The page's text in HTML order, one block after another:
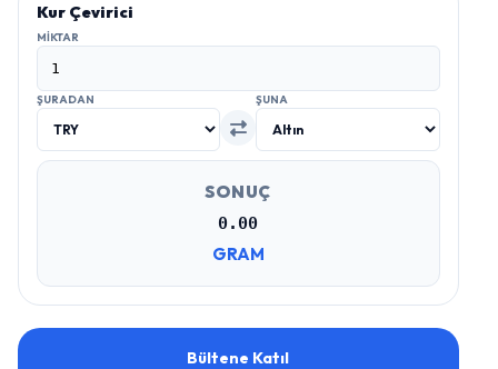
Kur Çevirici
MIKTAR
ŞURADAN ŞUNA
SONUÇ
0.00
GRAM
Bültene Katıl